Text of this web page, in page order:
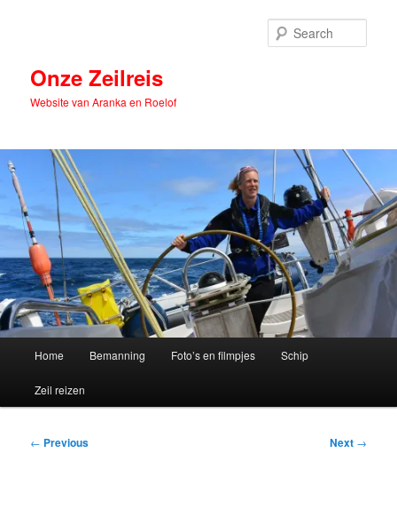
Onze Zeilreis
Website van Aranka en Roelof
Home Bemanning Foto’s en filmpjes Schip
Zeil reizen
Post
← Previous Next →